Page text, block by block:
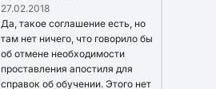
27.02.2018
Да, такое соглашение есть, но
там нет ничего, что говорило бы
об отмене необходимости
проставления апостиля для
справок об обучении. Этого нет